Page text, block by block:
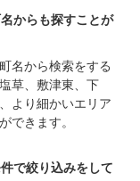
からも探すことが
名から検索をする
草、敷津東、下
より細かいエリア
できます。
で絞り込みをして